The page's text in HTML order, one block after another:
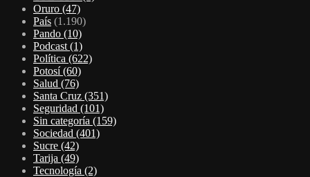
Oruro (47)
País (1.190)
Pando (10)
Podcast (1)
Política (622)
Potosí(60)
Salud (76)
Santa Cruz (351)
Seguridad (101)
Sin categoría (159)
Sociedad (401)
Sucre (42)
Tarija (49)
Tecnología (2)